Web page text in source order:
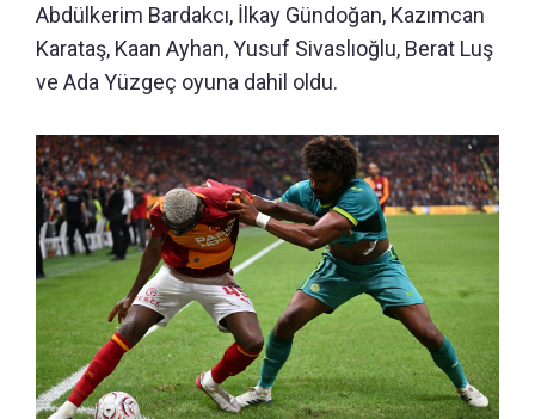
Abdülkerim Bardakcı, İlkay Gündoğan, Kazımcan
Karataş, Kaan Ayhan, Yusuf Sivaslıoğlu, Berat Luş
ve Ada Yüzgeç oyuna dahil oldu.